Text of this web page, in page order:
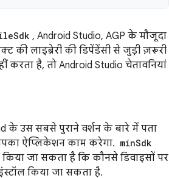
, Android Studio, AGP के मौजूदा
की लाइब्रेरी की डिपेंडेंसी से जुड़ी ज़रूरी
करता है, तो Android Studio चेतावनियां
के उस सबसे पुराने वर्शन के बारे में पता
ऐप्लिकेशन काम करेगा. minSdk
जा सकता है कि कौनसे डिवाइसों पर
किया जा सकता है.